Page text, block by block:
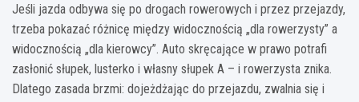
Jeśli jazda odbywa się po drogach rowerowych i przez przejazdy,
trzeba pokazać różnicę między widocznością „dla rowerzysty” a
widocznością „dla kierowcy”. Auto skręcające w prawo potrafi
zasłonić słupek, lusterko i własny słupek A – i rowerzysta znika.
Dlatego zasada brzmi: dojeżdżając do przejazdu, zwalnia się i